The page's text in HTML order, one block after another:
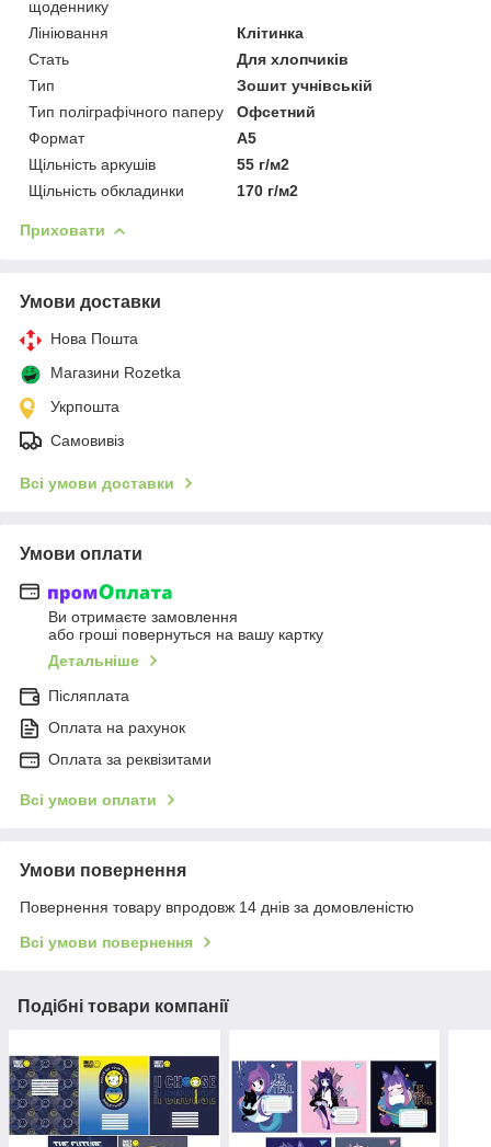
щоденнику
Лініювання
Клітинка
Стать
Для хлопчиків
Тип
Зошит учнівській
Тип поліграфічного паперу
Офсетний
Формат
A5
Щільність аркушів
55 г/м2
Щільність обкладинки
170 г/м2
Приховати
Умови доставки
Нова Пошта
Магазини Rozetka
Укрпошта
Самовивіз
Всі умови доставки
Умови оплати
Ви отримаєте замовлення
або гроші повернуться на вашу картку
Детальніше
Післяплата
Оплата на рахунок
Оплата за реквізитами
Всі умови оплати
Умови повернення
Повернення товару впродовж 14 днів за домовленістю
Всі умови повернення
Подібні товари компанії